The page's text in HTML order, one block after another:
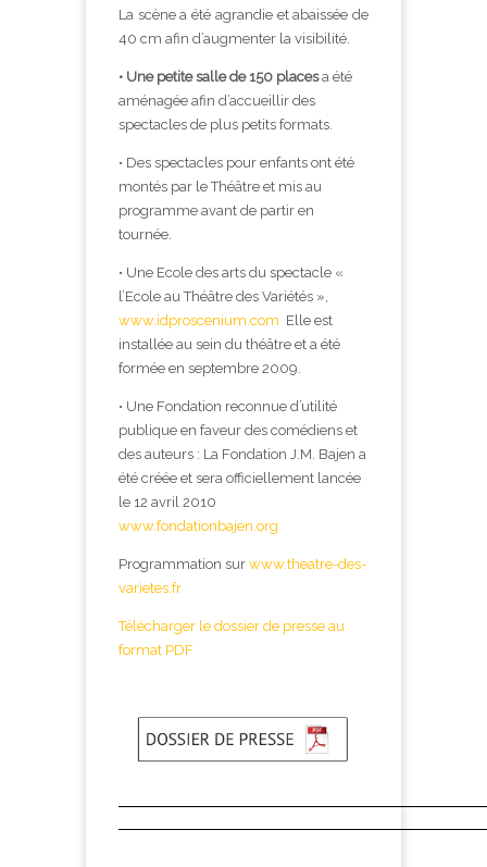
La scène a été agrandie et abaissée de
40 cm afin d’augmenter la visibilité.
• Une petite salle de 150 placesa été
aménagée afin d’accueillir des
spectacles de plus petits formats.
• Des spectacles pour enfants ont été
montés par le Théâtre et mis au
programme avant de partir en
tournée.
• Une Ecole des arts du spectacle «
l’Ecole au Théâtre des Variétés »,
www.idproscenium.com Elle est
installée au sein du théâtre et a été
formée en septembre 2009.
• Une Fondation reconnue d’utilité
publique en faveur des comédiens et
des auteurs : La Fondation J.M. Bajen a
été créée et sera officiellement lancée
le 12 avril 2010
www.fondationbajen.org
Programmation sur www.theatre-des-
varietes.fr
Télécharger le dossier de presse au
format PDF